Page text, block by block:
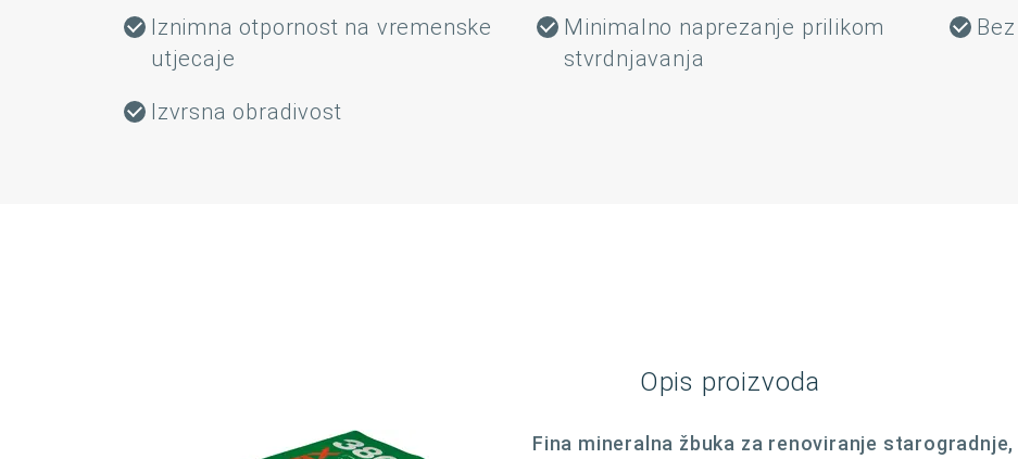
Iznimna otpornost na vremenske
utjecaje
Minimalno naprezanje prilikom
stvrdnjavanja
Izvrsna obradivost
Opis proizvoda
Fina mineralna žbuka za renoviranje